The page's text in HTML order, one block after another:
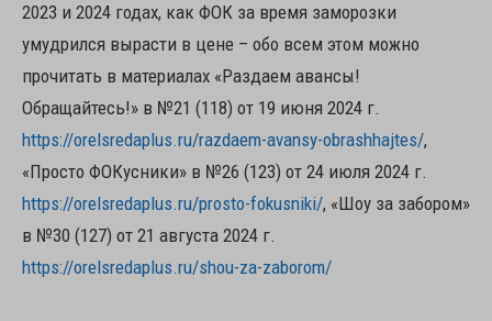
2023 и 2024 годах, как ФОК за время заморозки
умудрился вырасти в цене – обо всем этом можно
прочитать в материалах «Раздаем авансы!
Обращайтесь!» в №21 (118) от 19 июня 2024 г.
https://orelsredaplus.ru/razdaem-avansy-obrashhajtes/,
«Просто ФОКусники» в №26 (123) от 24 июля 2024 г.
https://orelsredaplus.ru/prosto-fokusniki/, «Шоу за забором»
в №30 (127) от 21 августа 2024 г.
https://orelsredaplus.ru/shou-za-zaborom/